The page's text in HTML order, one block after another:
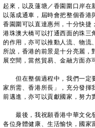
起來，以及蓮塘／香園圍口岸
以落成通車，屆時會把整個香港
香園圍可以直達惠州，十分快捷
港珠澳大橋可以打通西面的珠三
的作用，亦可以推動人流、物流
所說，香港的前景是十分亮麗
展空間，當然貿易、金融方面亦
但在整個過程中，我們一定
家所需、香港所長」，充分發揮
前邁進，亦可以貢獻國家，努力
最後，我祝願香港中華文化
各位身體健康、生活愉快，國家